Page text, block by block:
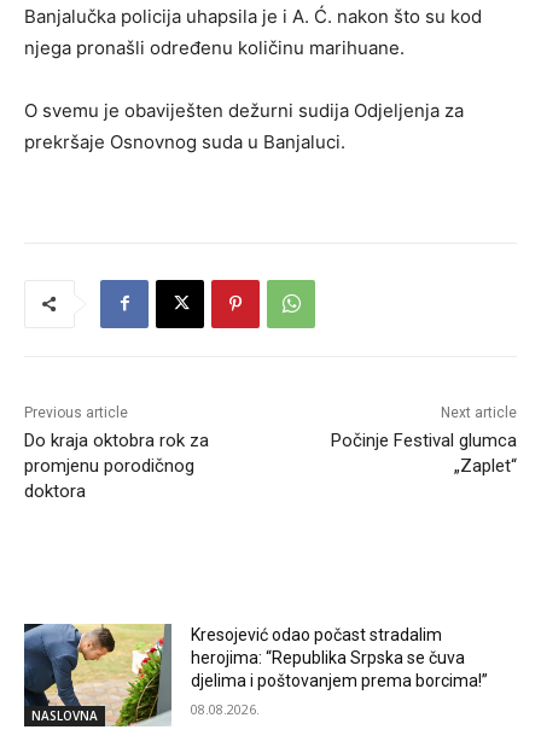
Banjalučka policija uhapsila je i A. Ć. nakon što su kod
njega pronašli određenu količinu marihuane.
O svemu je obaviješten dežurni sudija Odjeljenja za
prekršaje Osnovnog suda u Banjaluci.
Previous article
Do kraja oktobra rok za
promjenu porodičnog
doktora
Next article
Počinje Festival glumca
„Zaplet“
NASLOVNA
Kresojević odao počast stradalim
herojima: “Republika Srpska se čuva
djelima i poštovanjem prema borcima!”
08.08.2026.